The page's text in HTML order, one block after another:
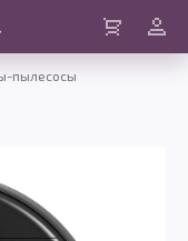
Войти
пылесосы